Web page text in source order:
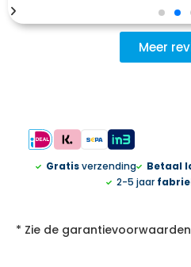
Meer
Gratisverzending Betaal
2-5 jaar
* Zie de garantievoorwaarden